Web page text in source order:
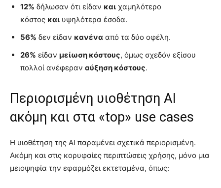
12% δήλωσαν ότι είδαν και χαμηλότερο
κόστος και υψηλότερα έσοδα.
56% δεν είδαν κανένα από τα δύο οφέλη.
26% είδαν μείωση κόστους, όμως σχεδόν εξίσου
πολλοί ανέφεραν αύξηση κόστους.
Περιορισμένη υιοθέτηση AI
ακόμη και στα «top» use cases
Η υιοθέτηση της AI παραμένει σχετικά περιορισμένη.
Ακόμη και στις κορυφαίες περιπτώσεις χρήσης, μόνο μια
μειοψηφία την εφαρμόζει εκτεταμένα, όπως: